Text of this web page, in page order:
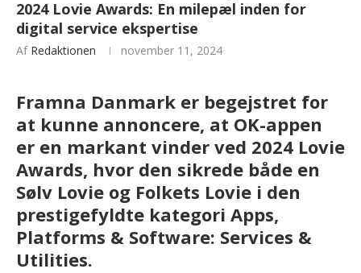
2024 Lovie Awards: En milepæl inden for
digital service ekspertise
Af Redaktionen november 11, 2024
Framna Danmark er begejstret for
at kunne annoncere, at OK-appen
er en markant vinder ved 2024 Lovie
Awards, hvor den sikrede både en
Sølv Lovie og Folkets Lovie i den
prestigefyldte kategori Apps,
Platforms & Software: Services &
Utilities.